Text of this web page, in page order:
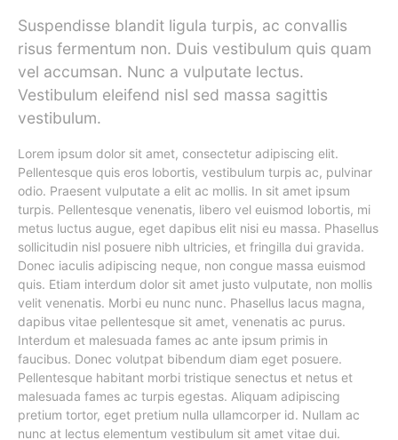
Suspendisse blandit ligula turpis, ac convallis
risus fermentum non. Duis vestibulum quis quam
vel accumsan. Nunc a vulputate lectus.
Vestibulum eleifend nisl sed massa sagittis
vestibulum.
Lorem ipsum dolor sit amet, consectetur adipiscing elit.
Pellentesque quis eros lobortis, vestibulum turpis ac, pulvinar
odio. Praesent vulputate a elit ac mollis. In sit amet ipsum
turpis. Pellentesque venenatis, libero vel euismod lobortis, mi
metus luctus augue, eget dapibus elit nisi eu massa. Phasellus
sollicitudin nisl posuere nibh ultricies, et fringilla dui gravida.
Donec iaculis adipiscing neque, non congue massa euismod
quis. Etiam interdum dolor sit amet justo vulputate, non mollis
velit venenatis. Morbi eu nunc nunc. Phasellus lacus magna,
dapibus vitae pellentesque sit amet, venenatis ac purus.
Interdum et malesuada fames ac ante ipsum primis in
faucibus. Donec volutpat bibendum diam eget posuere.
Pellentesque habitant morbi tristique senectus et netus et
malesuada fames ac turpis egestas. Aliquam adipiscing
pretium tortor, eget pretium nulla ullamcorper id. Nullam ac
nunc at lectus elementum vestibulum sit amet vitae dui.